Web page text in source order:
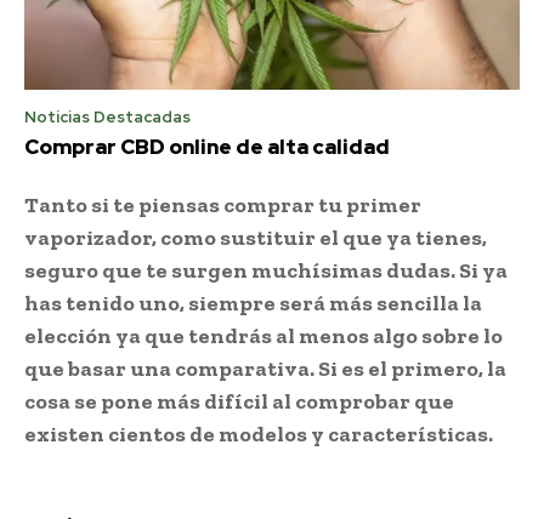
Noticias Destacadas
Comprar CBD online de alta calidad
Tanto si te piensas comprar tu primer
vaporizador, como sustituir el que ya tienes,
seguro que te surgen muchísimas dudas. Si ya
has tenido uno, siempre será más sencilla la
elección ya que tendrás al menos algo sobre lo
que basar una comparativa. Si es el primero, la
cosa se pone más difícil al comprobar que
existen cientos de modelos y características.